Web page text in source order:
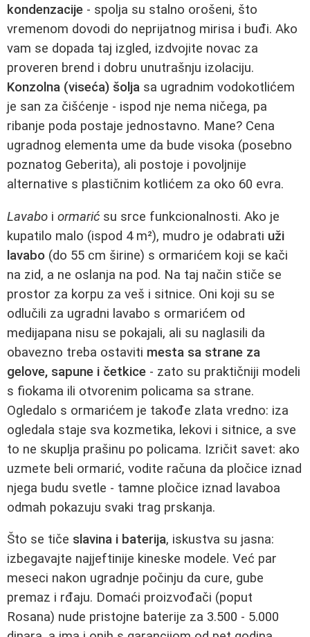
kondenzacije - spolja su stalno orošeni, što
vremenom dovodi do neprijatnog mirisa i buđi. Ako
vam se dopada taj izgled, izdvojite novac za
proveren brend i dobru unutrašnju izolaciju.
Konzolna (viseća) šolja sa ugradnim vodokotlićem
je san za čišćenje - ispod nje nema ničega, pa
ribanje poda postaje jednostavno. Mane? Cena
ugradnog elementa ume da bude visoka (posebno
poznatog Geberita), ali postoje i povoljnije
alternative s plastičnim kotlićem za oko 60 evra.
Lavabo i ormarić su srce funkcionalnosti. Ako je
kupatilo malo (ispod 4 m²), mudro je odabrati uži
lavabo (do 55 cm širine) s ormarićem koji se kači
na zid, a ne oslanja na pod. Na taj način stiče se
prostor za korpu za veš i sitnice. Oni koji su se
odlučili za ugradni lavabo s ormarićem od
medijapana nisu se pokajali, ali su naglasili da
obavezno treba ostaviti mesta sa strane za
gelove, sapune i četkice - zato su praktičniji modeli
s fiokama ili otvorenim policama sa strane.
Ogledalo s ormarićem je takođe zlata vredno: iza
ogledala staje sva kozmetika, lekovi i sitnice, a sve
to ne skuplja prašinu po policama. Izričit savet: ako
uzmete beli ormarić, vodite računa da pločice iznad
njega budu svetle - tamne pločice iznad lavaboa
odmah pokazuju svaki trag prskanja.
Što se tiče slavina i baterija, iskustva su jasna:
izbegavajte najjeftinije kineske modele. Već par
meseci nakon ugradnje počinju da cure, gube
premaz i rđaju. Domaći proizvođači (poput
Rosana) nude pristojne baterije za 3.500 - 5.000